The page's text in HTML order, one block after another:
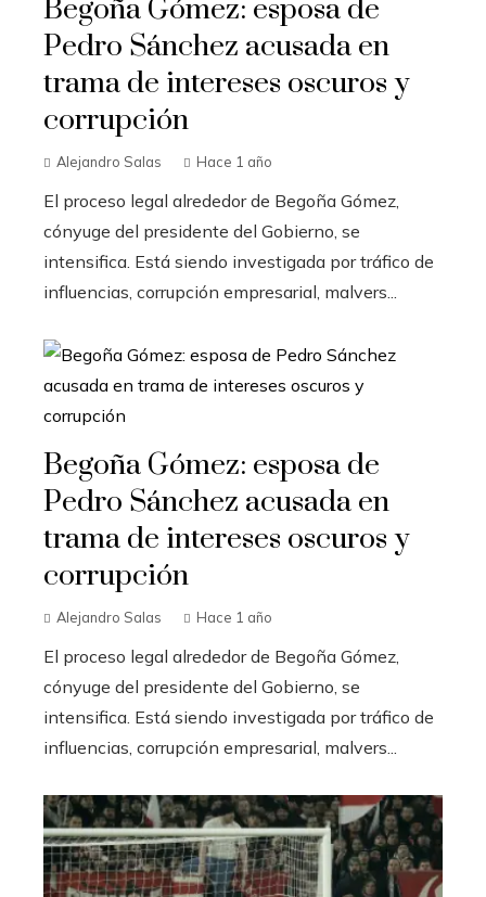
Begoña Gómez: esposa de
Pedro Sánchez acusada en
trama de intereses oscuros y
corrupción
Alejandro Salas Hace 1 año
El proceso legal alrededor de Begoña Gómez,
cónyuge del presidente del Gobierno, se
intensifica. Está siendo investigada por tráfico de
influencias, corrupción empresarial, malvers...
Begoña Gómez: esposa de
Pedro Sánchez acusada en
trama de intereses oscuros y
corrupción
Alejandro Salas Hace 1 año
El proceso legal alrededor de Begoña Gómez,
cónyuge del presidente del Gobierno, se
intensifica. Está siendo investigada por tráfico de
influencias, corrupción empresarial, malvers...